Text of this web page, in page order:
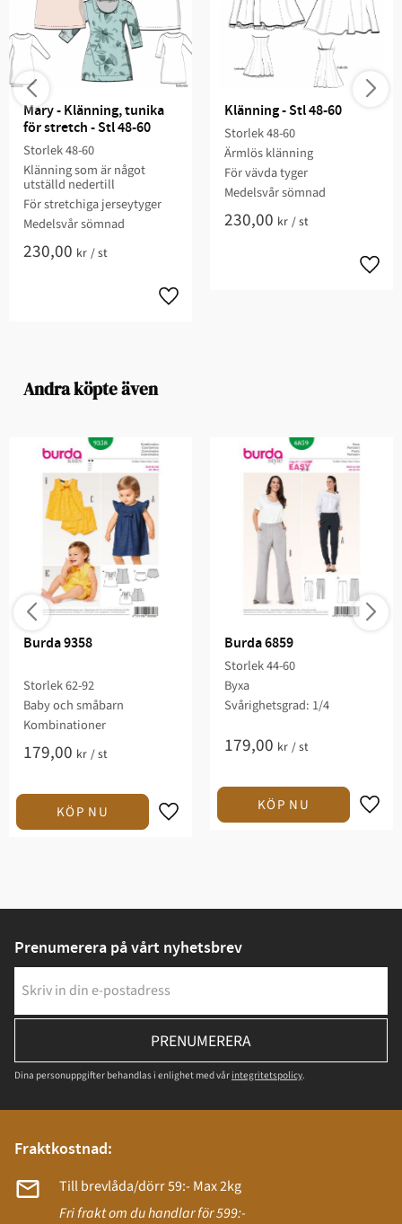
Mary - Klänning, tunika
för stretch - Stl 48-60
Storlek 48-60​​​​
Klänning som är något
utställd nedertill
För stretchiga jerseytyger
Medelsvår sömnad​​
230,00 kr /st
Klänning - Stl 48-60
Storlek 48-60​​​
Ärmlös klänning​​
För vävda tyger​
​Medelsvår sömnad​​​​​
230,00 kr /st
Andra köpte även
Burda 9358
Storlek 62-92
Baby och småbarn
Kombinationer
179,00 kr /st
Burda 6859
Storlek 44-60
Byxa
Svårighetsgrad: 1/4​
179,00 kr /st
Prenumerera på vårt nyhetsbrev
PRENUMERERA
Dina personuppgifter behandlas i enlighet med vår integritetspolicy.
Fraktkostnad:
Till brevlåda/dörr 59:- Max 2kg
Fri frakt om du handlar för 599:-